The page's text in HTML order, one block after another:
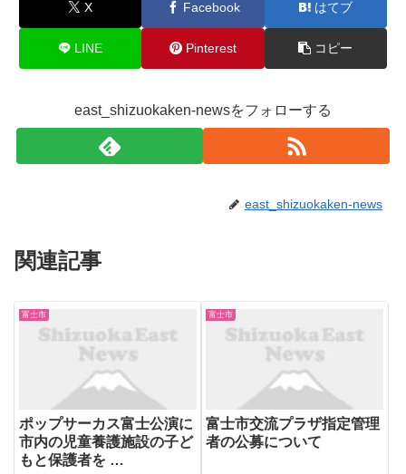
X Facebook はてブ
LINE Pinterest コピー
east_shizuokaken-newsをフォローする
east_shizuokaken-news
関連記事
富士市
ポップサーカス富士公演に
市内の児童養護施設の子ど
もと保護者を …
富士市
富士市交流プラザ指定管理
者の公募について